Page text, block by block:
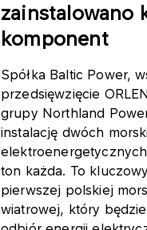
zainstalowano
komponent
Spółka Baltic Power,
przedsięwzięcie
grupy Northland
instalację dwóch
ton każda. To
pierwszej polskiej
wiatrowej, który